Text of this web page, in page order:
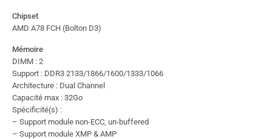
Chipset
AMD A78 FCH (Bolton D3)
Mémoire
DIMM : 2
Support : DDR3 2133/1866/1600/1333/1066
Architecture : Dual Channel
Capacité max : 32Go
Spécificité(s) :
– Support module non-ECC, un-buffered
– Support module XMP & AMP